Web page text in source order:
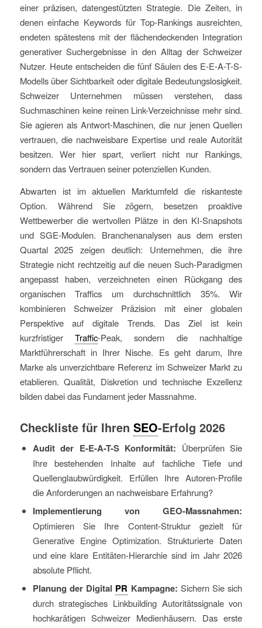
einer präzisen, datengestützten Strategie. Die Zeiten, in
denen einfache Keywords für Top-Rankings ausreichten,
endeten spätestens mit der flächendeckenden Integration
generativer Suchergebnisse in den Alltag der Schweizer
Nutzer. Heute entscheiden die fünf Säulen des E-E-A-T-S-
Modells über Sichtbarkeit oder digitale Bedeutungslosigkeit.
Schweizer Unternehmen müssen verstehen, dass
Suchmaschinen keine reinen Link-Verzeichnisse mehr sind.
Sie agieren als Antwort-Maschinen, die nur jenen Quellen
vertrauen, die nachweisbare Expertise und reale Autorität
besitzen. Wer hier spart, verliert nicht nur Rankings,
sondern das Vertrauen seiner potenziellen Kunden.
Abwarten ist im aktuellen Marktumfeld die riskanteste
Option. Während Sie zögern, besetzen proaktive
Wettbewerber die wertvollen Plätze in den KI-Snapshots
und SGE-Modulen. Branchenanalysen aus dem ersten
Quartal 2025 zeigen deutlich: Unternehmen, die ihre
Strategie nicht rechtzeitig auf die neuen Such-Paradigmen
angepasst haben, verzeichneten einen Rückgang des
organischen Traffics um durchschnittlich 35%. Wir
kombinieren Schweizer Präzision mit einer globalen
Perspektive auf digitale Trends. Das Ziel ist kein
kurzfristigerTraffic-Peak, sondern die nachhaltige
Marktführerschaft in Ihrer Nische. Es geht darum, Ihre
Marke als unverzichtbare Referenz im Schweizer Markt zu
etablieren. Qualität, Diskretion und technische Exzellenz
bilden dabei das Fundament jeder Massnahme.
Checkliste für Ihren SEO-Erfolg 2026
Audit der E-E-A-T-S Konformität: Überprüfen Sie
Ihre bestehenden Inhalte auf fachliche Tiefe und
Quellenglaubwürdigkeit. Erfüllen Ihre Autoren-Profile
die Anforderungen an nachweisbare Erfahrung?
Implementierung von GEO-Massnahmen:
Optimieren Sie Ihre Content-Struktur gezielt für
Generative Engine Optimization. Strukturierte Daten
und eine klare Entitäten-Hierarchie sind im Jahr 2026
absolute Pflicht.
Planung der Digital PR Kampagne: Sichern Sie sich
durch strategisches Linkbuilding Autoritätssignale von
hochkarätigen Schweizer Medienhäusern. Das erste